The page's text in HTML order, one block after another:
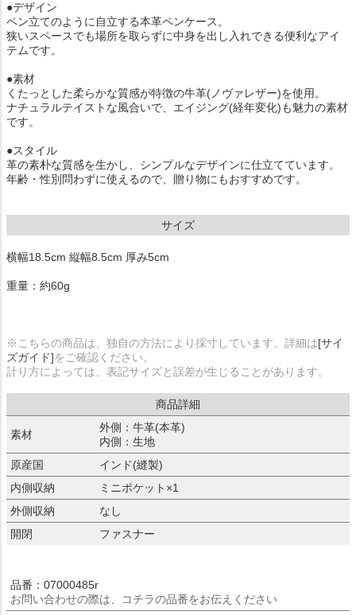
●デザイン
ペン立てのように自立する本革ペンケース。
狭いスペースでも場所を取らずに中身を出し入れできる便利なアイ
テムです。
●素材
くたっとした柔らかな質感が特徴の牛革(ノヴァレザー)を使用。
ナチュラルテイストな風合いで、エイジング(経年変化)も魅力の素材
です。
●スタイル
革の素朴な質感を生かし、シンプルなデザインに仕立てています。
年齢・性別問わずに使えるので、贈り物にもおすすめです。
サイズ
横幅18.5cm 縦幅8.5cm 厚み5cm
重量：約60g
※こちらの商品は、独自の方法により採寸しています。詳細は[サイ
ズガイド]をご確認ください。
計り方によっては、表記サイズと誤差が生じることがあります。
商品詳細
素材
外側：牛革(本革)
内側：生地
原産国
インド(縫製)
内側収納
ミニポケット×1
外側収納
なし
開閉
ファスナー
品番：07000485r
お問い合わせの際は、コチラの品番をお伝えください